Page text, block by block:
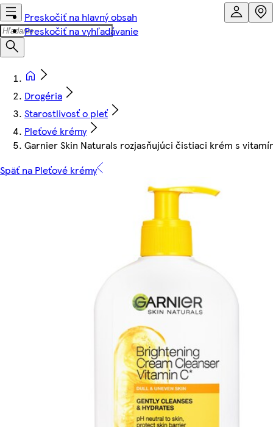
Preskočiť na hlavný obsah
Preskočiť na vyhľadávanie
Drogéria
Starostlivosť o pleť
Pleťové krémy
Garnier Skin Naturals rozjasňujúci čistiaci krém s
Späť na Pleťové krémy